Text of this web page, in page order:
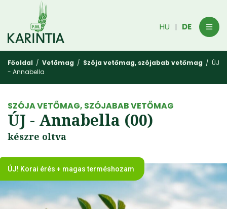
HU | DE
Főoldal / Vetőmag / Szója vetőmag, szójabab vetőmag / ÚJ
- Annabella
SZÓJA VETŐMAG, SZÓJABAB VETŐMAG
ÚJ - Annabella (00)
készre oltva
ÚJ! Korai érés + magas terméshozam